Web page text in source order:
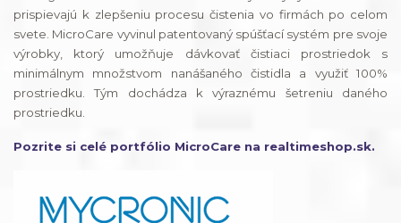
prispievajú k zlepšeniu procesu čistenia vo firmách po celom
svete. MicroCare vyvinul patentovaný spúšťací systém pre svoje
výrobky, ktorý umožňuje dávkovať čistiaci prostriedok s
minimálnym množstvom nanášaného čistidla a využiť 100%
prostriedku. Tým dochádza k výraznému šetreniu daného
prostriedku.
Pozrite si celé portfólio MicroCare na realtimeshop.sk.